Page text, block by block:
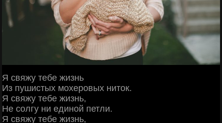
Я свяжу тебе жизнь
Из пушистых мохеровых ниток.
Я свяжу тебе жизнь,
Не солгу ни единой петли.
Я свяжу тебе жизнь,